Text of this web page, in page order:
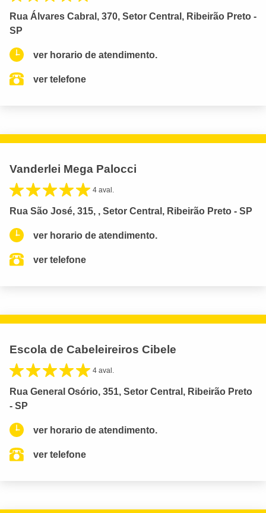
Rua Álvares Cabral, 370, Setor Central, Ribeirão Preto -
SP
ver horario de atendimento.
ver telefone
Vanderlei Mega Palocci
4 aval.
Rua São José, 315, , Setor Central, Ribeirão Preto - SP
ver horario de atendimento.
ver telefone
Escola de Cabeleireiros Cibele
4 aval.
Rua General Osório, 351, Setor Central, Ribeirão Preto
- SP
ver horario de atendimento.
ver telefone